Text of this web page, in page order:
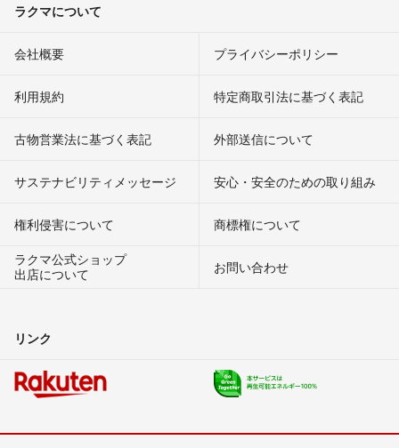
ラクマについて
会社概要 プライバシーポリシー
利用規約 特定商取引法に基づく表記
古物営業法に基づく表記 外部送信について
サステナビリティメッセージ 安心・安全のための取り組み
権利侵害について
商標権について
ラクマ公式ショップ
出店について
お問い合わせ
リンク